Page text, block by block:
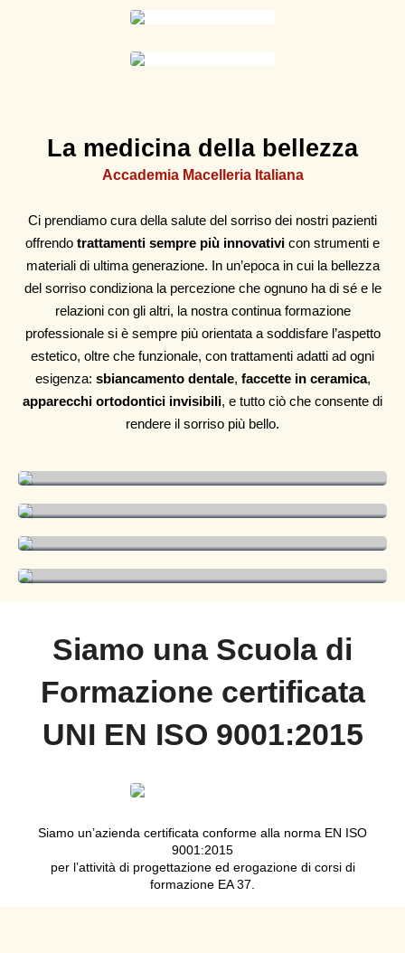
La medicina della bellezza
Accademia Macelleria Italiana
Ci prendiamo cura della salute del sorriso dei nostri pazienti
offrendo trattamenti sempre più innovativi con strumenti e
materiali di ultima generazione. In un’epoca in cui la bellezza
del sorriso condiziona la percezione che ognuno ha di sé e le
relazioni con gli altri, la nostra continua formazione
professionale si è sempre più orientata a soddisfare l’aspetto
estetico, oltre che funzionale, con trattamenti adatti ad ogni
esigenza: sbiancamento dentale, faccette in ceramica,
apparecchi ortodontici invisibili, e tutto ciò che consente di
rendere il sorriso più bello.
cuochi e macellai
Macellaio professionista
Cucinare da casa in modo
sostenibile
Siamo una Scuola di
Formazione certificata
UNI EN ISO 9001:2015
Siamo un’azienda certificata conforme alla norma EN ISO
9001:2015
per l’attività di progettazione ed erogazione di corsi di
formazione EA 37.